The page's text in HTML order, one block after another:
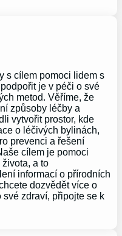
s cílem pomoci lidem s
je v péči o své
metod. Věříme, že
způsoby léčby a
vytvořit prostor, kde
o léčivých bylinách,
prevenci a řešení
cílem je pomoci
a to
informací o přírodních
dozvědět více o
zdraví, připojte se k